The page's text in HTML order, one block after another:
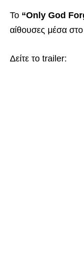
To “Only God
αίθουσες μέσα στο
Δείτε το trailer: